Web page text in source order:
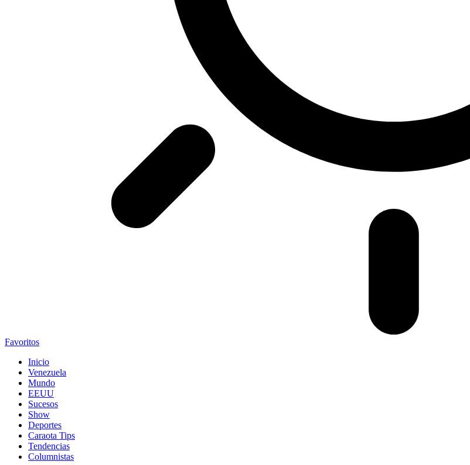
Favoritos
Inicio
Venezuela
Mundo
EEUU
Sucesos
Show
Deportes
Caraota Tips
Tendencias
Columnistas